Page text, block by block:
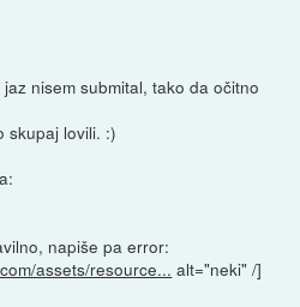
nisem submital, tako da očitno
skupaj lovili. :)
napiše pa error:
assets/resource... alt="neki" /]